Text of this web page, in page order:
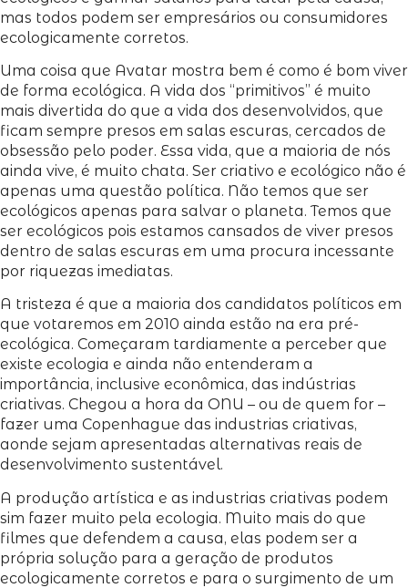
mas todos podem ser empresários ou consumidores
ecologicamente corretos.
Uma coisa que Avatar mostra bem é como é bom viver
de forma ecológica. A vida dos “primitivos” é muito
mais divertida do que a vida dos desenvolvidos, que
ficam sempre presos em salas escuras, cercados de
obsessão pelo poder. Essa vida, que a maioria de nós
ainda vive, é muito chata. Ser criativo e ecológico não é
apenas uma questão política. Não temos que ser
ecológicos apenas para salvar o planeta. Temos que
ser ecológicos pois estamos cansados de viver presos
dentro de salas escuras em uma procura incessante
por riquezas imediatas.
A tristeza é que a maioria dos candidatos políticos em
que votaremos em 2010 ainda estão na era pré-
ecológica. Começaram tardiamente a perceber que
existe ecologia e ainda não entenderam a
importância, inclusive econômica, das indústrias
criativas. Chegou a hora da ONU – ou de quem for –
fazer uma Copenhague das industrias criativas,
aonde sejam apresentadas alternativas reais de
desenvolvimento sustentável.
A produção artística e as industrias criativas podem
sim fazer muito pela ecologia. Muito mais do que
filmes que defendem a causa, elas podem ser a
própria solução para a geração de produtos
ecologicamente corretos e para o surgimento de um